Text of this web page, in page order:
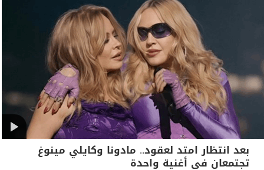
بعد انتظار امتد لعقود.. مادونا وكايلي مينوغ
تجتمعان في أغنية واحدة